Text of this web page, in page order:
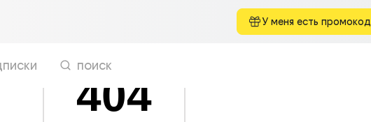
У меня есть промокод
поиск
404